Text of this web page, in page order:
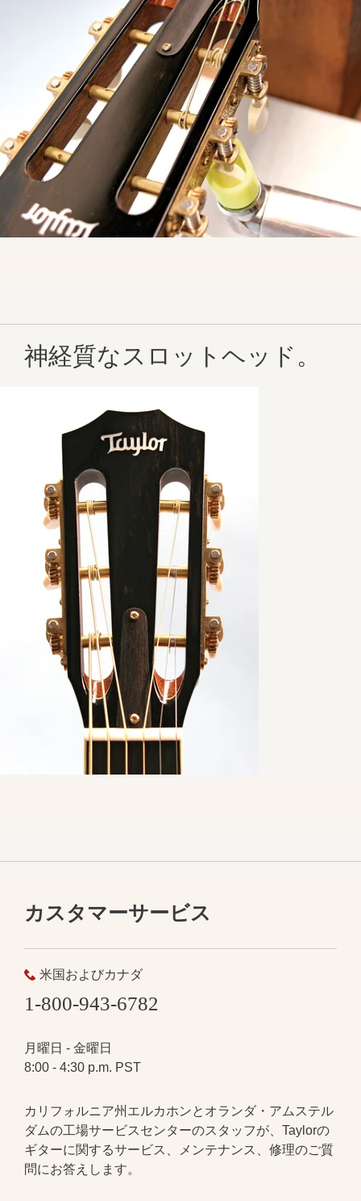
神経質なスロットヘッド。
カスタマーサービス
米国およびカナダ
1-800-943-6782
月曜日 - 金曜日
8:00 - 4:30 p.m. PST
カリフォルニア州エルカホンとオランダ・アムステル
ダムの工場サービスセンターのスタッフが、Taylorの
ギターに関するサービス、メンテナンス、修理のご質
問にお答えします。